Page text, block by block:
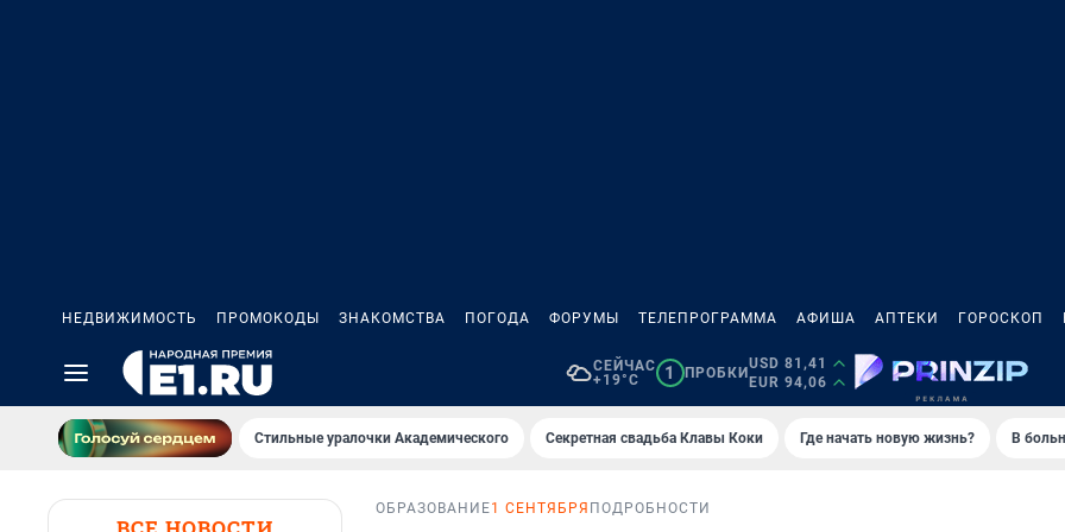
НЕДВИЖИМОСТЬ ПРОМОКОДЫ ЗНАКОМСТВА ПОГОДА ФОРУМЫ ТЕЛЕПРОГРАММА АФИША АПТЕКИ ГОРОСКОП
СЕЙЧАС
+19°C
1 ПРОБКИ
USD 81,41
EUR 94,06
Стильные уралочки Академического Секретная свадьба Клавы Коки Где начать новую жизнь? В
ОБРАЗОВАНИЕ1 СЕНТЯБРЯ ПОДРОБНОСТИ